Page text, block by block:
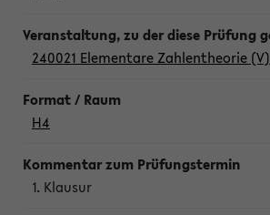
240021 Elementare Zahlentheorie (V)
H4
1. Klausur